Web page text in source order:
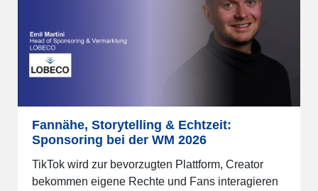
Fannähe, Storytelling & Echtzeit:
Sponsoring bei der WM 2026
TikTok wird zur bevorzugten Plattform, Creator
bekommen eigene Rechte und Fans interagieren